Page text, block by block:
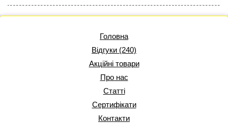
Головна
Відгуки (240)
Акційні товари
Про нас
Статті
Сертифікати
Контакти